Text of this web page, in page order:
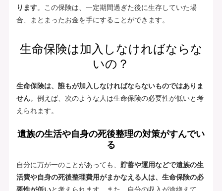
ります。この保険は、一定期間過ぎた後に生存していた場
合、まとまったお金を手にすることができます。
生命保険は加入しなければならな
いの？
生命保険は、誰もが加入しなければならないものではありま
せん。例えば、次のような人は生命保険の必要性が低いと考
えられます。
遺族の生活や自身の死後整理の対策がすんでい
る
自分に万が一のことがあっても、 貯蓄や運用などで遺族の生
活費や自身の死後整理費用がまかなえる人は、生命保険の必
要性が低いと考えられます。また、自分の収入が途絶えて